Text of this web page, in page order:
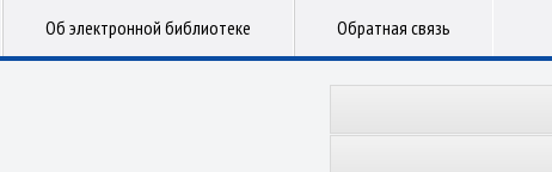
Об электронной библиотеке Обратная связь